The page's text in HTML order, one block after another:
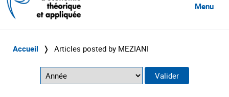
Menu
Accueil ❭ Articles posted by MEZIANI